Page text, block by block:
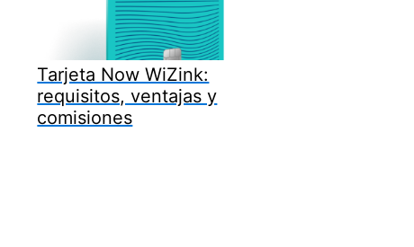
Tarjeta Now WiZink:
requisitos, ventajas y
comisiones